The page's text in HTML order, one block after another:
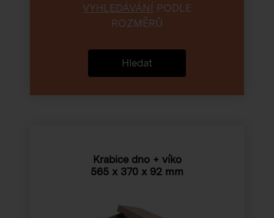
VYHLEDÁVÁNÍ PODLE
ROZMĚRŮ
Hledat
Krabice dno + víko
565 x 370 x 92 mm